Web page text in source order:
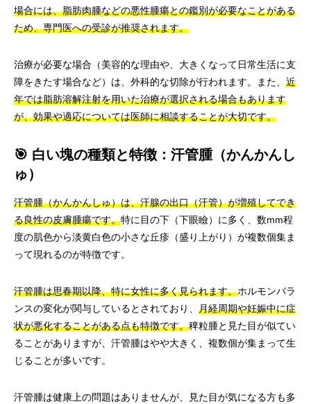
場合には、脂肪肉腫などの悪性腫瘍との鑑別が必要なことがある
ため、専門医への受診が推奨されます。
治療が必要な場合（美容的な理由や、大きくなって日常生活に支
障をきたす場合など）は、外科的な切除が行われます。また、 近
年では脂肪溶解注射を用いた治療が選択される場合もあります
が、効果や適応については医師に相談することが大切です。
🎯 白い塊の種類と特徴：汗管腫（かんかんし
ゅ）
汗管腫（かんかんしゅ）は、汗腺の出口（汗管）が増殖してでき
る良性の皮膚腫瘍です。特に目の下（下眼瞼）に多く、数mm程
度の肌色から淡黄白色の小さな丘疹（盛り上がり）が複数個集ま
って現れるのが特徴です。
汗管腫は思春期以降、特に女性に多く見られます。ホルモンバラ
ンスの変化が関与しているとされており、 月経周期や妊娠中に症
状が悪化することがある点も特徴です。稗粒腫と見た目が似てい
ることがありますが、汗管腫はやや大きく、複数個が集まって生
じることが多いです。
汗管腫は健康上の問題はありませんが、見た目が気になる方も多